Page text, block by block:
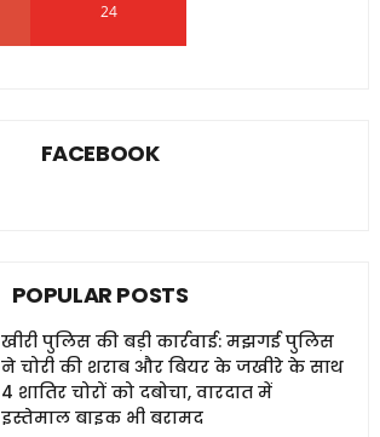
24
FACEBOOK
POPULAR POSTS
खीरी पुलिस की बड़ी कार्रवाई: मझगई पुलिस
ने चोरी की शराब और बियर के जखीरे के साथ
4 शातिर चोरों को दबोचा, वारदात में
इस्तेमाल बाइक भी बरामद